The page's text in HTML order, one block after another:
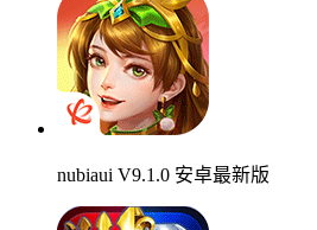
nubiaui V9.1.0 安卓最新版